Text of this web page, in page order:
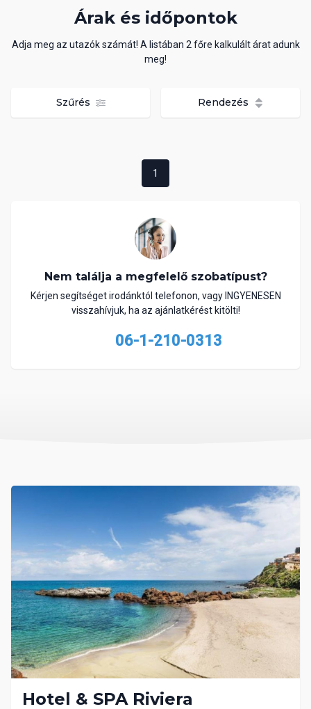
Árak és időpontok
Adja meg az utazók számát! A listában 2 főre kalkulált árat adunk
meg!
Szűrés Rendezés
1
Nem találja a megfelelő szobatípust?
Kérjen segítséget irodánktól telefonon, vagy INGYENESEN
visszahívjuk, ha az ajánlatkérést kitölti!
06-1-210-0313
Hotel & SPA Riviera